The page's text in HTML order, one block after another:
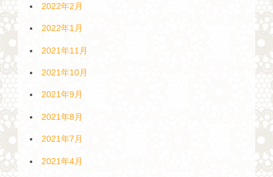
2022年2月
2022年1月
2021年11月
2021年10月
2021年9月
2021年8月
2021年7月
2021年4月